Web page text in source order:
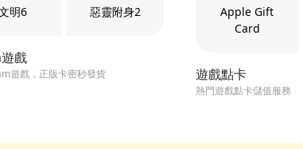
明6 惡靈附身2
戲
遊戲，正版卡密秒發貨
Apple Gift
Card
遊戲點卡
熱門遊戲點卡儲值服務